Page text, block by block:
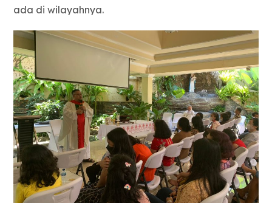
ada di wilayahnya.